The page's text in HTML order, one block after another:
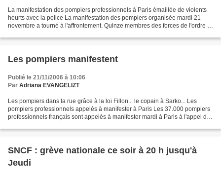
La manifestation des pompiers professionnels à Paris émaillée de violents
heurts avec la police La manifestation des pompiers organisée mardi 21
novembre a tourné à l'affrontement. Quinze membres des forces de l'ordre –
Les pompiers manifestent
Publié le 21/11/2006 à 10:06
Par Adriana EVANGELIZT
Les pompiers dans la rue grâce à la loi Fillon... le copain à Sarko... Les
pompiers professionnels appelés à manifester à Paris Les 37.000 pompiers
professionnels français sont appelés à manifester mardi à Paris à l'appel de
SNCF : grève nationale ce soir à 20 h jusqu'à
Jeudi